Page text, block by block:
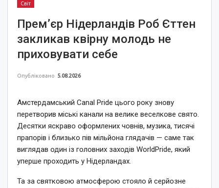
Світ
Прем’єр Нідерландів Роб Єттен
закликав квірну молодь не
приховувати себе
Опубліковано 5.08.2026
Амстердамський Canal Pride цього року знову
перетворив міські канали на велике веселкове свято.
Десятки яскраво оформлених човнів, музика, тисячі
прапорів і близько пів мільйона глядачів — саме так
виглядав один із головних заходів WorldPride, який
уперше проходить у Нідерландах.
Та за святковою атмосферою стояло й серйозне